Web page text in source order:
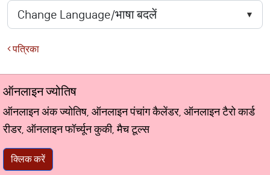
पत्रिका
ऑनलाइन ज्योतिष
ऑनलाइन अंक ज्योतिष, ऑनलाइन पंचांग कैलेंडर, ऑनलाइन टैरो कार्ड
रीडर, ऑनलाइन फॉर्च्यून कुकी, मैच टूल्स
क्लिक करें